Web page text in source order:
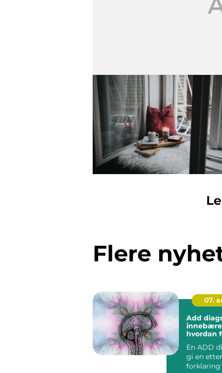
Flere
07.
Add
hvordan
En ADD
gi en
forklaring